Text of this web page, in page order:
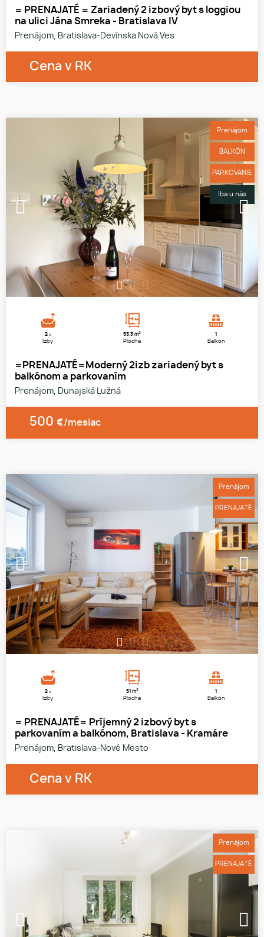
= PRENAJATÉ = Zariadený 2 izbový byt s loggiou
na ulici Jána Smreka - Bratislava IV
Prenájom, Bratislava-Devínska Nová Ves
Cena v RK
1
2x
Izby
53.3 m2
Plocha
1
Balkón
=PRENAJATÉ=Moderný 2izb zariadený byt s
balkónom a parkovaním
Prenájom, Dunajská Lužná
500 €/mesiac
Prenájom
BALKÓN
PARKOVANIE
Iba u nás
1 2 3
2x
Izby
51 m2
Plocha
1
Balkón
= PRENAJATÉ= Príjemný 2 izbový byt s
parkovaním a balkónom, Bratislava - Kramáre
Prenájom, Bratislava-Nové Mesto
Cena v RK
Prenájom
PRENAJATÉ
Prenájom
PRENAJATÉ